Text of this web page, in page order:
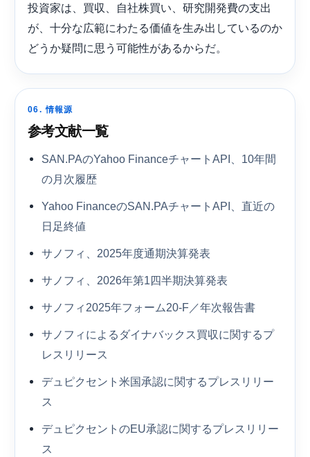
投資家は、買収、自社株買い、研究開発費の支出
が、十分な広範にわたる価値を生み出しているのか
どうか疑問に思う可能性があるからだ。
06. 情報源
参考文献一覧
SAN.PAのYahoo FinanceチャートAPI、10年間
の月次履歴
Yahoo FinanceのSAN.PAチャートAPI、直近の
日足終値
サノフィ、2025年度通期決算発表
サノフィ、2026年第1四半期決算発表
サノフィ2025年フォーム20-F／年次報告書
サノフィによるダイナバックス買収に関するプ
レスリリース
デュピクセント米国承認に関するプレスリリー
ス
デュピクセントのEU承認に関するプレスリリー
ス